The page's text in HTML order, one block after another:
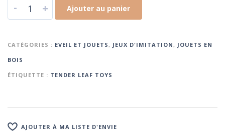
- + Ajouter au panier
CATÉGORIES : EVEIL ET JOUETS, JEUX D'IMITATION, JOUETS EN
BOIS
ÉTIQUETTE : TENDER LEAF TOYS
AJOUTER À MA LISTE D'ENVIE